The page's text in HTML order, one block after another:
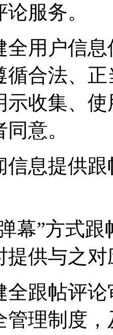
服务。
全用户信
循合法、
示收集、
意。
信息提供
弹幕”方式
提供与之
全跟帖评
管理制度